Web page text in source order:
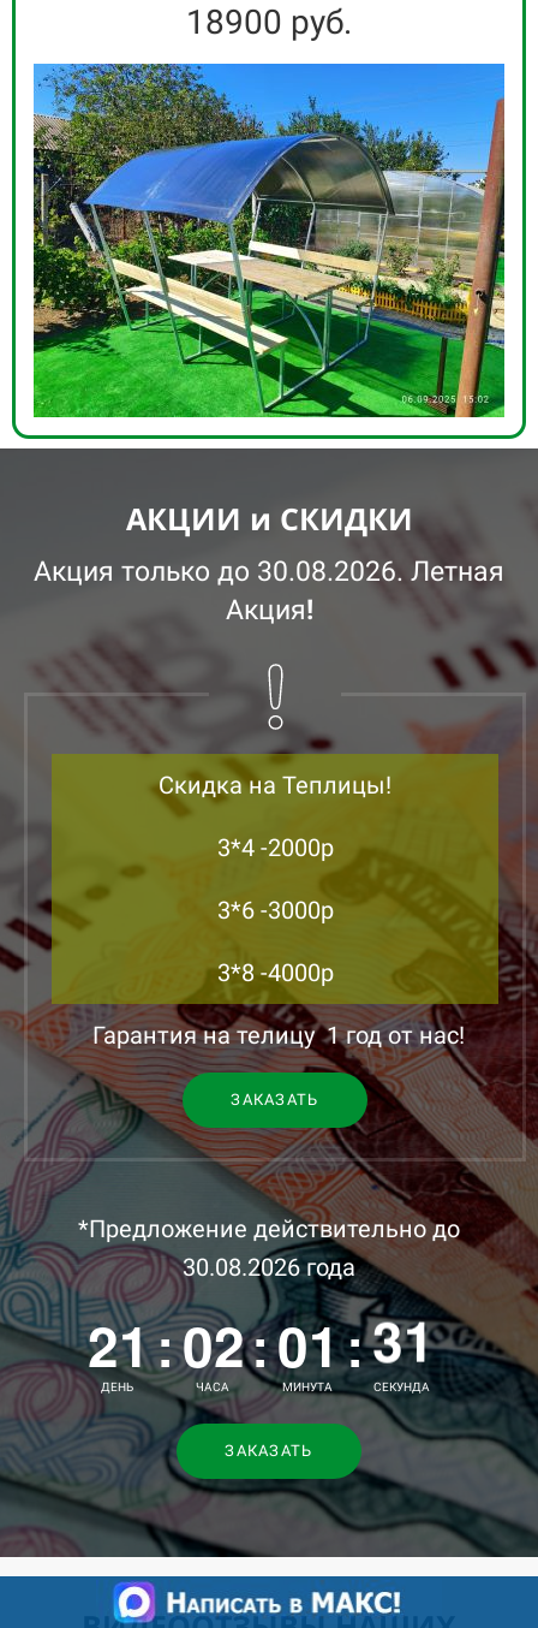
18900 руб.
АКЦИИ и СКИДКИ
Акция только до 30.08.2026. Летная
Акция!
Скидка на Теплицы!
3*4 -2000р
3*6 -3000р
3*8 -4000р
Гарантия на телицу 1 год от нас!
ЗАКАЗАТЬ
*Предложение действительно до
30.08.2026 года
21:
ДЕНЬ
00
01
02
03
04
05
06
:
ЧАСА
00
01
02
03
05
04
:
МИНУТА
05
06
07
08
09
10
11
12
13
14
15
16
17
18
19
20
21
22
23
24
25
26
27
28
29
30
31
32
33
СЕКУНД
ЗАКАЗАТЬ